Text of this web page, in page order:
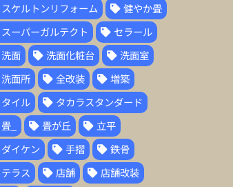
スケルトンリフォーム
健やか畳
スーパーガルテクト
セラール
洗面
洗面化粧台
洗面室
洗面所
全改装
増築
タイル
タカラスタンダード
畳_
畳が丘
立平
ダイケン
手摺
鉄骨
テラス
店舗
店舗改装